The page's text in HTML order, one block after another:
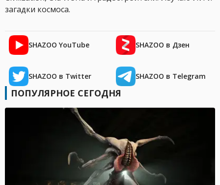
загадки космоса.
SHAZOO YouTube SHAZOO в Дзен
SHAZOO в Twitter SHAZOO в Telegram
ПОПУЛЯРНОЕ СЕГОДНЯ